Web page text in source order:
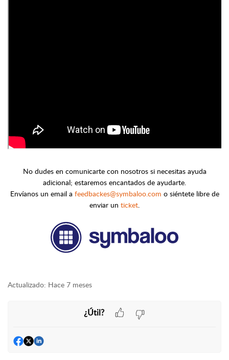
No dudes en comunicarte con nosotros si necesitas ayuda
adicional; estaremos encantados de ayudarte.
Envíanos un email a feedbackes@symbaloo.com o siéntete libre de
enviar un ticket.
Actualizado: Hace 7 meses
¿Útil?